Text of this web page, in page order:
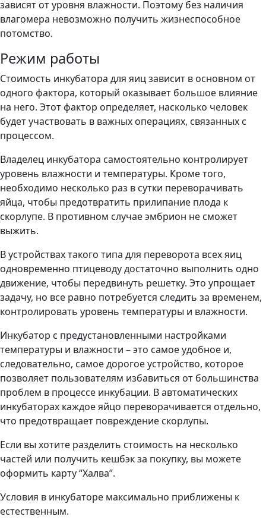
зависят от уровня влажности. Поэтому без наличия
влагомера невозможно получить жизнеспособное
потомство.
Режим работы
Стоимость инкубатора для яиц зависит в основном от
одного фактора, который оказывает большое влияние
на него. Этот фактор определяет, насколько человек
будет участвовать в важных операциях, связанных с
процессом.
Владелец инкубатора самостоятельно контролирует
уровень влажности и температуры. Кроме того,
необходимо несколько раз в сутки переворачивать
яйца, чтобы предотвратить прилипание плода к
скорлупе. В противном случае эмбрион не сможет
выжить.
В устройствах такого типа для переворота всех яиц
одновременно птицеводу достаточно выполнить одно
движение, чтобы передвинуть решетку. Это упрощает
задачу, но все равно потребуется следить за временем,
контролировать уровень температуры и влажности.
Инкубатор с предустановленными настройками
температуры и влажности – это самое удобное и,
следовательно, самое дорогое устройство, которое
позволяет пользователям избавиться от большинства
проблем в процессе инкубации. В автоматических
инкубаторах каждое яйцо переворачивается отдельно,
что предотвращает повреждение скорлупы.
Если вы хотите разделить стоимость на несколько
частей или получить кешбэк за покупку, вы можете
оформить карту “Халва”.
Условия в инкубаторе максимально приближены к
естественным.